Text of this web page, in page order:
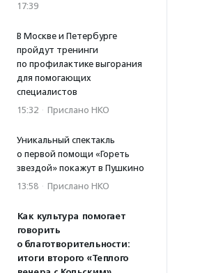
17:39
В Москве и Петербурге
пройдут тренинги
по профилактике выгорания
для помогающих
специалистов
15:32 · Прислано НКО
Уникальный спектакль
о первой помощи «Гореть
звездой» покажут в Пушкино
13:58 · Прислано НКО
Как культура помогает
говорить
о благотворительности:
итоги второго «Теплого